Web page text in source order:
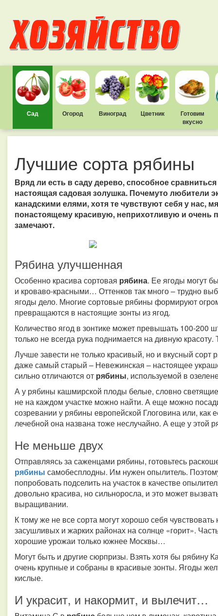
Сад Огород Виноград Цветник
Готовим
вкусно
Лучшие сорта рябины
Вряд ли есть в саду дерево, способное
настоящая садовая золушка. Почемуто любители
канадскими елями, хотя те чувствуют себя у нас,
понастоящему красивую, неприхотливую и очень
замечают.
Рябина улучшенная
Особенно красива сортовая рябина. Ее ягоды могут
и кроваво-красными… Оттенков так много – трудно
ягоды дело. Многие сортовые рябины формируют
превращаются в настоящие зонты из ягод.
Количество ягод в зонтике может превышать 100-200
только не всегда рука поднимается на дивную
Лучше завести не только красивый, но и вкусный
даже самый старый – Невежинская – настоящее
сильно отличаются от рябины, используемой в
А у рябины кашмирской плоды белые, словно
не на каждом участке можно найти. А еще можно
созревании у рябины европейской Глоговина или, как
лечебной она названа тоже неслучайно. А еще у этой
Не меньше двух
Отправляясь за саженцами рябины, готовьтесь
рябины самобесплодны. Им нужен опылитель.
попробовать подселить на участок в качестве
довольно красива, но сильноросла, и это может
выращивании.
К тому же не все сорта могут хорошо себя
засушливых и жарких районах на солнце «горит».
хорошие урожаи только южнее Москвы…
Могут быть и другие сюрпризы. Взять хотя бы рябину
очень крупные и собраны в красивые зонты. Ягоды
кислые.
И украсит, и накормит, и вылечит…